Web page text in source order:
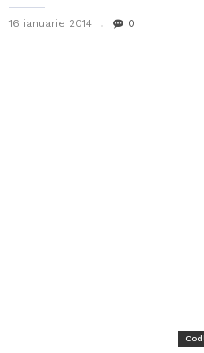
16 ianuarie 2014 0